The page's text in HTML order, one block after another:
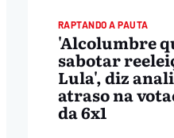
RAPTANDO A PAUTA
'Alcolumbre
sabotar
Lula', diz
atraso na
da 6x1